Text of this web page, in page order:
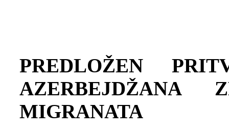
PREDLOŽEN
AZERBEJDŽANA
MIGRANATA